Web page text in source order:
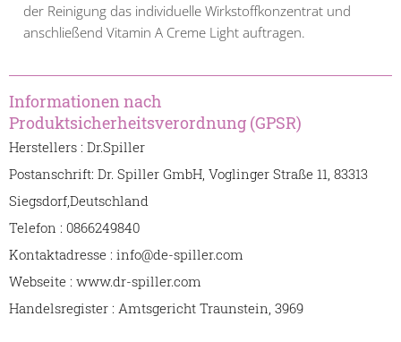
der Reinigung das individuelle Wirkstoffkonzentrat und
anschließend Vitamin A Creme Light auftragen.
Informationen nach
Produktsicherheitsverordnung (GPSR)
Herstellers : Dr.Spiller
Postanschrift: Dr. Spiller GmbH, Voglinger Straße 11, 83313
Siegsdorf,Deutschland
Telefon : 0866249840
Kontaktadresse : info@de-spiller.com
Webseite : www.dr-spiller.com
Handelsregister : Amtsgericht Traunstein, 3969